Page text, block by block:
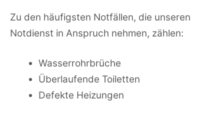
Zu den häufigsten Notfällen, die unseren
Notdienst in Anspruch nehmen, zählen:
Wasserrohrbrüche
Überlaufende Toiletten
Defekte Heizungen